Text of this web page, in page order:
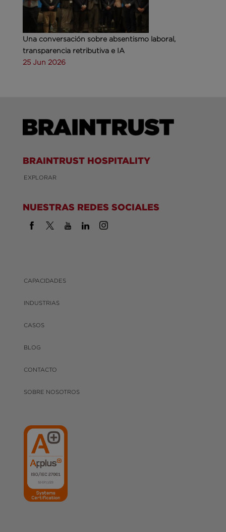
Una conversación sobre absentismo laboral,
transparencia retributiva e IA
25 Jun 2026
BRAINTRUST HOSPITALITY
EXPLORAR
NUESTRAS REDES SOCIALES
CAPACIDADES
INDUSTRIAS
CASOS
BLOG
CONTACTO
SOBRE NOSOTROS